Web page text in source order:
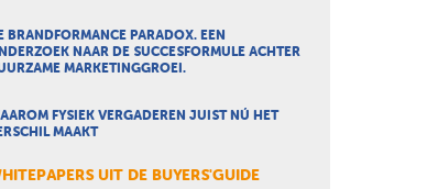
BRANDFORMANCE PARADOX. EEN
NAAR DE SUCCESFORMULE ACHTER
MARKETINGGROEI.
FYSIEK VERGADEREN JUIST NÚ HET
MAAKT
UIT DE BUYERS'GUIDE